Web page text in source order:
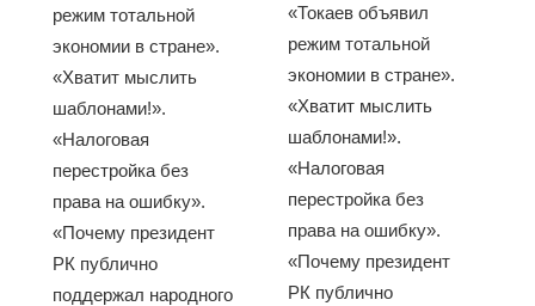
режим тотальной
экономии в стране».
«Хватит мыслить
шаблонами!».
«Налоговая
перестройка без
права на ошибку».
«Почему президент
РК публично
поддержал народного
«Токаев объявил
режим тотальной
экономии в стране».
«Хватит мыслить
шаблонами!».
«Налоговая
перестройка без
права на ошибку».
«Почему президент
РК публично